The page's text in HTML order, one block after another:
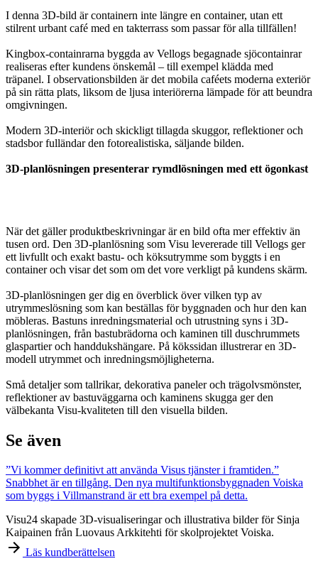
I denna 3D-bild är containern inte längre en container, utan ett
stilrent urbant café med en takterrass som passar för alla tillfällen!
Kingbox-containrarna byggda av Vellogs begagnade sjöcontainrar
realiseras efter kundens önskemål – till exempel klädda med
träpanel. I observationsbilden är det mobila caféets moderna exteriör
på sin rätta plats, liksom de ljusa interiörerna lämpade för att beundra
omgivningen.
Modern 3D-interiör och skickligt tillagda skuggor, reflektioner och
stadsbor fulländar den fotorealistiska, säljande bilden.
3D-planlösningen presenterar rymdlösningen med ett ögonkast
När det gäller produktbeskrivningar är en bild ofta mer effektiv än
tusen ord. Den 3D-planlösning som Visu levererade till Vellogs ger
ett livfullt och exakt bastu- och köksutrymme som byggts i en
container och visar det som om det vore verkligt på kundens skärm.
3D-planlösningen ger dig en överblick över vilken typ av
utrymmeslösning som kan beställas för byggnaden och hur den kan
möbleras. Bastuns inredningsmaterial och utrustning syns i 3D-
planlösningen, från bastubrädorna och kaminen till duschrummets
glaspartier och handdukshängare. På kökssidan illustrerar en 3D-
modell utrymmet och inredningsmöjligheterna.
Små detaljer som tallrikar, dekorativa paneler och trägolvsmönster,
reflektioner av bastuväggarna och kaminens skugga ger den
välbekanta Visu-kvaliteten till den visuella bilden.
Se även
”Vi kommer definitivt att använda Visus tjänster i framtiden.”
Snabbhet är en tillgång. Den nya multifunktionsbyggnaden Voiska
som byggs i Villmanstrand är ett bra exempel på detta.
Visu24 skapade 3D-visualiseringar och illustrativa bilder för Sinja
Kaipainen från Luovaus Arkkitehti för skolprojektet Voiska.
Läs kundberättelsen